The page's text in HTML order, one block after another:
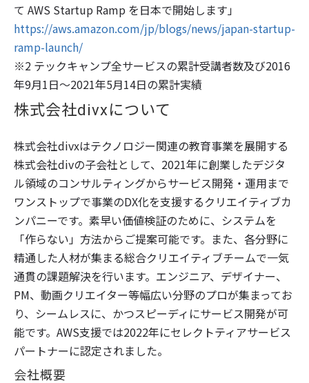
て AWS Startup Ramp を日本で開始します」
https://aws.amazon.com/jp/blogs/news/japan-startup-
ramp-launch/
※2 テックキャンプ全サービスの累計受講者数及び2016
年9月1日〜2021年5月14日の累計実績
株式会社divxについて
株式会社divxはテクノロジー関連の教育事業を展開する
株式会社divの子会社として、2021年に創業したデジタ
ル領域のコンサルティングからサービス開発・運用まで
ワンストップで事業のDX化を支援するクリエイティブカ
ンパニーです。素早い価値検証のために、システムを
「作らない」方法からご提案可能です。また、各分野に
精通した人材が集まる総合クリエイティブチームで一気
通貫の課題解決を行います。エンジニア、デザイナー、
PM、動画クリエイター等幅広い分野のプロが集まってお
り、シームレスに、かつスピーディにサービス開発が可
能です。AWS支援では2022年にセレクトティアサービス
パートナーに認定されました。
会社概要